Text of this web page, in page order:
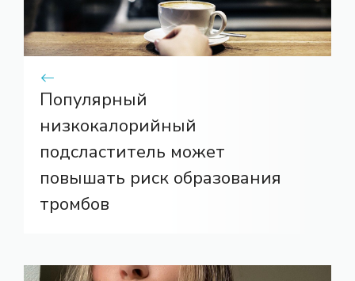
Популярный
низкокалорийный
подсластитель может
повышать риск образования
тромбов